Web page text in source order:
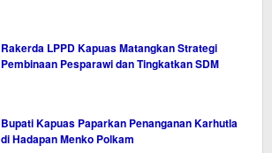
Rakerda LPPD Kapuas Matangkan Strategi
Pembinaan Pesparawi dan Tingkatkan SDM
Bupati Kapuas Paparkan Penanganan Karhutla
di Hadapan Menko Polkam